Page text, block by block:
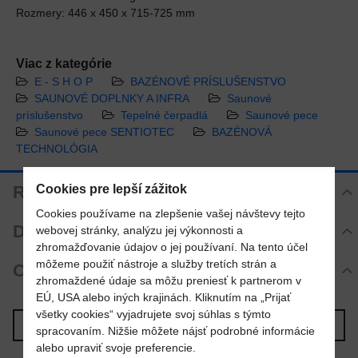
Rozmery: 446 x 450 x 715-725 mm
Viac z kategórie
E - S H O P
BAZÉNOVÉ PRÍSLUŠENSTVO
SAUNOVÉ DOPLNKY A INFRA
Saunové
príslušenstvo
Tepelné čerpadlá
Saunové pece
Saunové pece SENTIOTEC
BAZÉNOVÁ
TECHNOLÓGIA
Recenzie
Hodnotenie produktu
Zatiaľ bez hodnotenia. Buďte prvý!
Pridať recenziu
Diskusia
Komentáre k produktu
Zatiaľ nie sú žiadne komentáre! Buďte prvý!
Nový komentár
Otázka k produktu
Nová otázka k produktu
MENO Predchádzajúci produkt Nasledujúci produkt
Cookies pre lepší zážitok
Cookies používame na zlepšenie vašej návštevy tejto
webovej stránky, analýzu jej výkonnosti a
zhromažďovanie údajov o jej používaní. Na tento účel
môžeme použiť nástroje a služby tretích strán a
zhromaždené údaje sa môžu preniesť k partnerom v
EÚ, USA alebo iných krajinách. Kliknutím na „Prijať
všetky cookies“ vyjadrujete svoj súhlas s týmto
spracovaním. Nižšie môžete nájsť podrobné informácie
alebo upraviť svoje preferencie.